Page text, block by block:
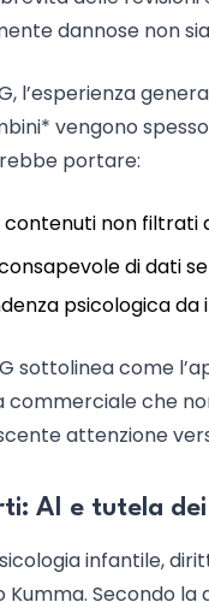
dannose non
l’esperienza
vengono
portare:
contenuti non
di dati
psicologica
sottolinea come
che
attenzione
AI e tutela
infantile,
Kumma. Secondo